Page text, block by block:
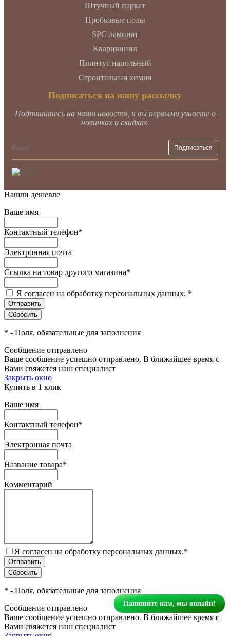
Штучный паркет
Пробковые полы
SPC ламинат
Кварцвинил
Плинтус напольный
Строительная химия
Подписаться на нашу рассылку
Подпишитесь на наши новости, и вы первыми узнаете о
новинках и скидках.
Нашли дешевле
Ваше имя
Контактный телефон*
Электронная почта
Ссылка на товар другого магазина*
Я согласен на обработку персональных данных. *
* - Поля, обязательные для заполнения
Сообщение отправлено
Ваше сообщение успешно отправлено. В ближайшее время с
Вами свяжется наш специалист
Закрыть окно
Купить в 1 клик
Ваше имя
Контактный телефон*
Электронная почта
Название товара*
Комментарий
Я согласен на обработку персональных данных.*
* - Поля, обязательные для заполнения
Сообщение отправлено
Ваше сообщение успешно отправлено. В ближайшее время с
Вами свяжется наш специалист
Напишите нам, мы онлайн!